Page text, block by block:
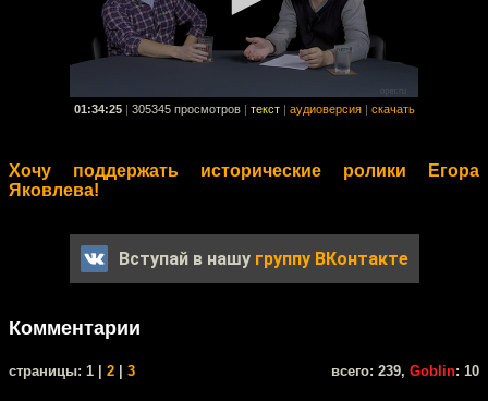
01:34:25 305345 просмотров текст аудиоверсия скачать
Хочу поддержать исторические ролики Егора
Яковлева!
Вступай в нашу группу ВКонтакте
Комментарии
cтраницы: 1 | 2 3 всего: 239, Goblin: 10